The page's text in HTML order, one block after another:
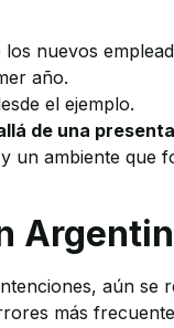
nuevos
año.
el ejemplo.
de una
un ambiente que
aún se
más